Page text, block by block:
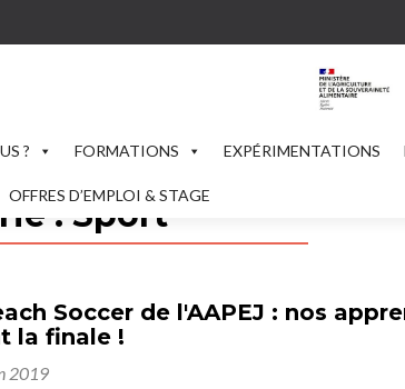
? FORMATIONS EXPÉRIMENTATIONS
OFFRES D’EMPLOI & STAGE
:Sport
Soccer de l'AAPEJ : nos
la finale !
2019